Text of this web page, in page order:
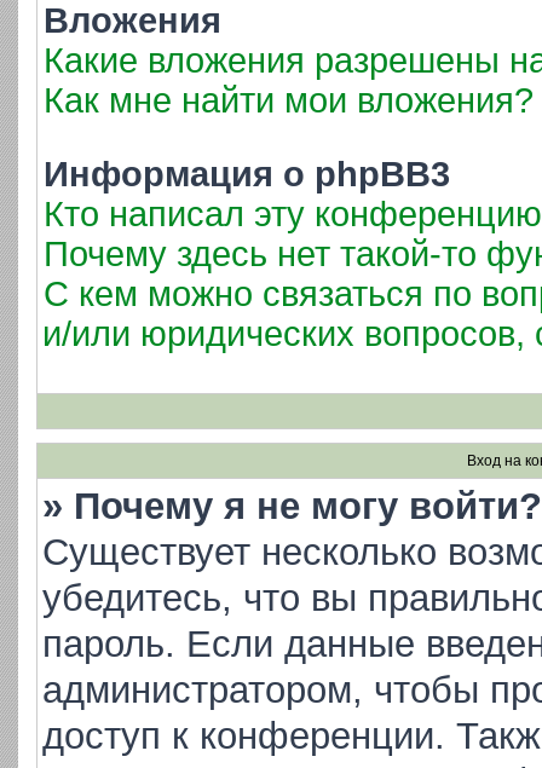
Вложения
Какие вложения разрешены
Как мне найти мои вложения?
Информация о phpBB3
Кто написал эту
Почему здесь нет такой-то
С кем можно связаться по
и/или юридических
Вход на
» Почему я не могу войти?
Существует несколько
убедитесь, что вы
пароль. Если данные
администратором, чтобы
доступ к конференции.